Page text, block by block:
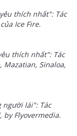
thích nhất": Tác
Ice Fire.
thích nhất": Tác
Mazatian, Sinaloa,
người lái": Tác
by Flyovermedia.